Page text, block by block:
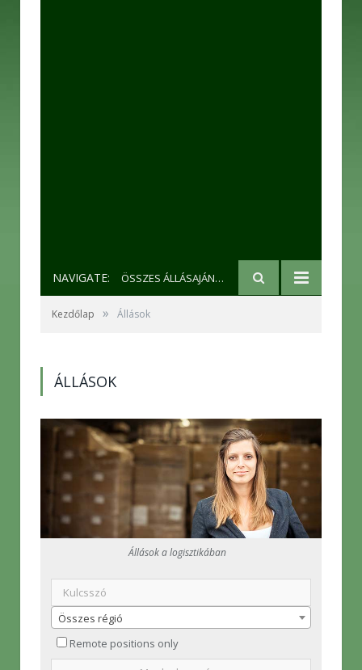
NAVIGATE: ÖSSZES ÁLLÁSAJÁNLAT
Kezdőlap » Állások
ÁLLÁSOK
Állások a logisztikában
Összes régió
Remote positions only